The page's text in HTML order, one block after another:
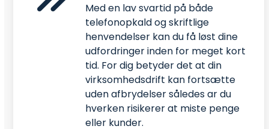
Med en lav svartid på både
telefonopkald og skriftlige
henvendelser kan du få løst dine
udfordringer inden for meget kort
tid. For dig betyder det at din
virksomhedsdrift kan fortsætte
uden afbrydelser således ar du
hverken risikerer at miste penge
eller kunder.